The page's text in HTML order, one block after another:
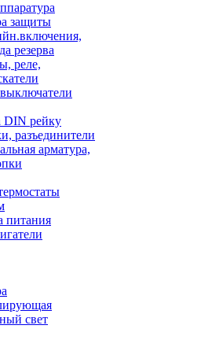
защиты
резерва
реле,
DIN рейку
разъединители
арматура,
питания
свет